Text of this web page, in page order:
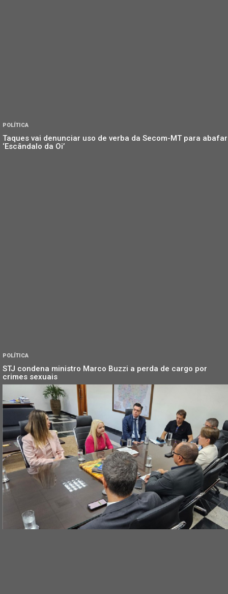
POLÍTICA
Taques vai denunciar uso de verba da Secom-MT para abafar
‘Escândalo da Oi’
POLÍTICA
STJ condena ministro Marco Buzzi a perda de cargo por
crimes sexuais